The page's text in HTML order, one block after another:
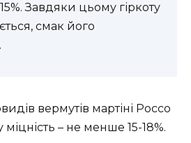
Завдяки цьому гіркоту
смак його
вермутів мартіні Россо
– не менше 15-18%.